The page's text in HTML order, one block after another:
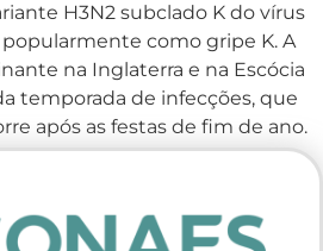
H3N2 subclado K do vírus
como gripe K. A
na Inglaterra e na Escócia
temporada de infecções, que
após as festas de fim de ano.